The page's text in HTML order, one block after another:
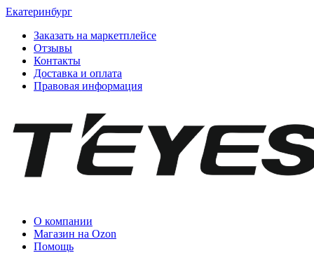
Екатеринбург
Заказать на маркетплейсе
Отзывы
Контакты
Доставка и оплата
Правовая информация
О компании
Магазин на Ozon
Помощь